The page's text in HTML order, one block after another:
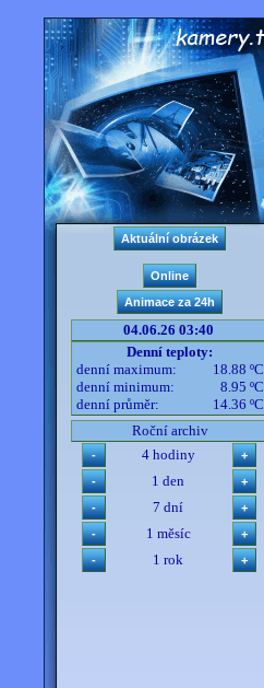
04.06.26 03:40
Denní teploty:
denní maximum:
18.88 ºC
denní minimum:
8.95 ºC
denní průměr:
14.36 ºC
Roční archiv
4 hodiny
1 den
7 dní
1 měsíc
1 rok